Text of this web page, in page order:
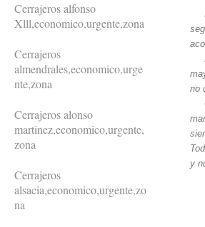
no
y
Cerrajeros alfonso
Xlll,economico,urgente,zona
Cerrajeros
almendrales,economico,urge
nte,zona
Cerrajeros alonso
martinez,economico,urgente,
zona
Cerrajeros
alsacia,economico,urgente,zo
na